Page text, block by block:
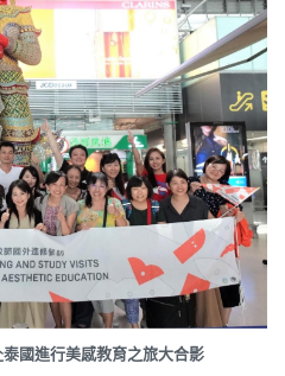
國進行美感教育之旅大合影